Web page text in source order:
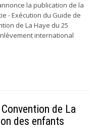
la publication de la
- Exécution du Guide de
de La Haye du 25
international
de La
des enfants